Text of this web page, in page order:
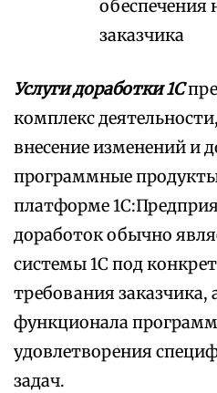
заказчика
Услуги доработки 1С
комплекс
внесение изменений и
программные
платформе
доработок обычно
системы 1С под
требования
функционала
удовлетворения
задач.